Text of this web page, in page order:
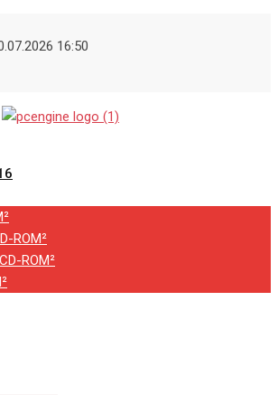
16:50
ROM²
ROM²